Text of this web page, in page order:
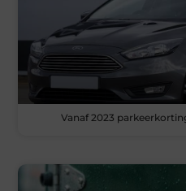
Vanaf 2023